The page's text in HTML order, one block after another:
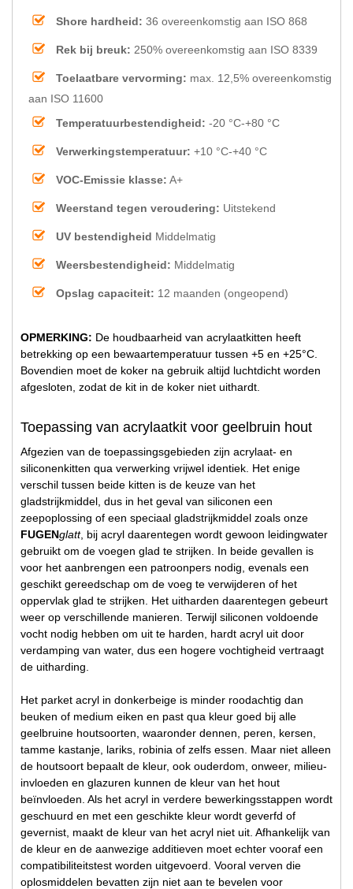
Shore hardheid: 36 overeenkomstig aan ISO 868
Rek bij breuk: 250% overeenkomstig aan ISO 8339
Toelaatbare vervorming: max. 12,5% overeenkomstig
aan ISO 11600
Temperatuurbestendigheid: -20 °C-+80 °C
Verwerkingstemperatuur: +10 °C-+40 °C
VOC-Emissie klasse: A+
Weerstand tegen veroudering: Uitstekend
UV bestendigheid Middelmatig
Weersbestendigheid: Middelmatig
Opslag capaciteit: 12 maanden (ongeopend)
OPMERKING: De houdbaarheid van acrylaatkitten heeft
betrekking op een bewaartemperatuur tussen +5 en +25°C.
Bovendien moet de koker na gebruik altijd luchtdicht worden
afgesloten, zodat de kit in de koker niet uithardt.
Toepassing van acrylaatkit voor geelbruin hout
Afgezien van de toepassingsgebieden zijn acrylaat- en
siliconenkitten qua verwerking vrijwel identiek. Het enige
verschil tussen beide kitten is de keuze van het
gladstrijkmiddel, dus in het geval van siliconen een
zeepoplossing of een speciaal gladstrijkmiddel zoals onze
FUGENglatt, bij acryl daarentegen wordt gewoon leidingwater
gebruikt om de voegen glad te strijken. In beide gevallen is
voor het aanbrengen een patroonpers nodig, evenals een
geschikt gereedschap om de voeg te verwijderen of het
oppervlak glad te strijken. Het uitharden daarentegen gebeurt
weer op verschillende manieren. Terwijl siliconen voldoende
vocht nodig hebben om uit te harden, hardt acryl uit door
verdamping van water, dus een hogere vochtigheid vertraagt
de uitharding.
Het parket acryl in donkerbeige is minder roodachtig dan
beuken of medium eiken en past qua kleur goed bij alle
geelbruine houtsoorten, waaronder dennen, peren, kersen,
tamme kastanje, lariks, robinia of zelfs essen. Maar niet alleen
de houtsoort bepaalt de kleur, ook ouderdom, onweer, milieu-
invloeden en glazuren kunnen de kleur van het hout
beïnvloeden. Als het acryl in verdere bewerkingsstappen wordt
geschuurd en met een geschikte kleur wordt geverfd of
gevernist, maakt de kleur van het acryl niet uit. Afhankelijk van
de kleur en de aanwezige additieven moet echter vooraf een
compatibiliteitstest worden uitgevoerd. Vooral verven die
oplosmiddelen bevatten zijn niet aan te bevelen voor